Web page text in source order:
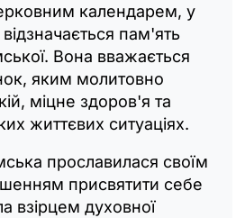
календарем, у
пам'ять
Вона вважається
яким молитовно
міцне здоров'я та
життєвих ситуаціях.
прославилася своїм
присвятити себе
взірцем духовної